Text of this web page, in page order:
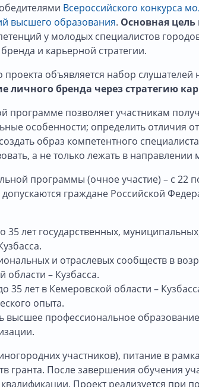
Всероссийского конкурса
высшего образования. Основная цель
у молодых специалистов
и карьерной стратегии.
объявляется набор слушателей
личного бренда через стратегию
программе позволяет участникам
особенности; определить отличия
образ компетентного
а не только лежать в направлении
программы (очное участие) – с 22
граждане Российской
35 лет государственных,
и отраслевых сообществ в
области – Кузбасса.
35 летв Кемеровской области –
опыта.
высшее профессиональное
участников), питание в
гранта. После завершения обучения
Проект реализуется при